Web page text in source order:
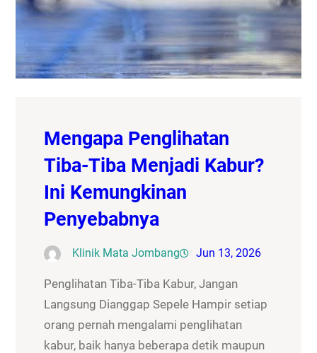
Mengapa Penglihatan
Tiba-Tiba Menjadi Kabur?
Ini Kemungkinan
Penyebabnya
Klinik Mata Jombang Jun 13, 2026
Penglihatan Tiba-Tiba Kabur, Jangan
Langsung Dianggap Sepele Hampir setiap
orang pernah mengalami penglihatan
kabur, baik hanya beberapa detik maupun